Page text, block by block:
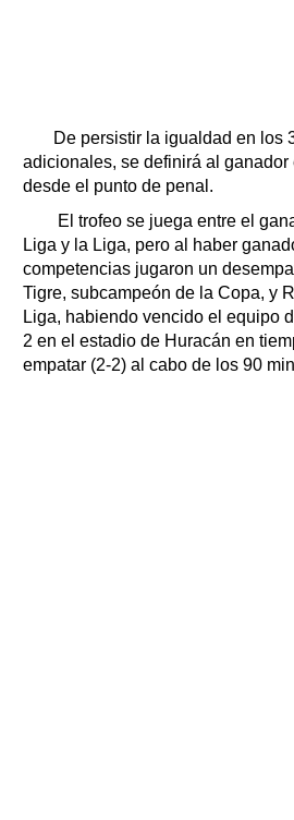
De persistir la igualdad en los
adicionales, se definirá al ganador
desde el punto de penal.
El trofeo se juega entre el
Liga y la Liga, pero al haber
competencias jugaron un
Tigre, subcampeón de la Copa, y
Liga, habiendo vencido el equipo
2 en el estadio de Huracán en
empatar (2-2) al cabo de los 90